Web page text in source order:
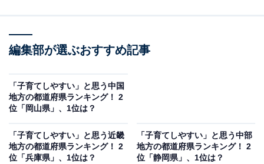
ようです。
海道）、「海が綺麗で、ゆったりとした県民性なので子
供がおおらかに育ってくれそうだからです」（20代男性
子どもをあたたかく見守ってくれそうなイメージがある
から」（40代男性／静岡県）などのコメントが寄せられ
編集部が選ぶおすすめ記事
「子育てしやすい」と思う中国
地方の都道府県ランキング！ 2
位「岡山県」、1位は？
「子育てしやすい」と思う近畿
地方の都道府県ランキング！ 2
位「兵庫県」、1位は？
「子育てしやすい」と思う中部
地方の都道府県ランキング！ 2
位「静岡県」、1位は？